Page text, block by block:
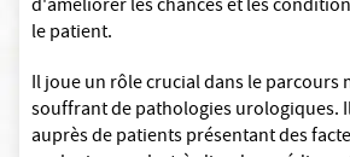
d'améliorer les chances et les
le patient.
Il joue un rôle crucial dans le parcours
souffrant de pathologies urologiques.
auprès de patients présentant des